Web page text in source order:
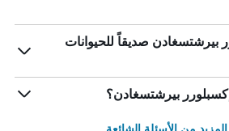
بيرشتسغادن صديقاً للحيوانات
بيرشتسغادن؟
من الأسئلة الشائعة